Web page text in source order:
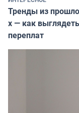
Тренды из
х — как
переплат